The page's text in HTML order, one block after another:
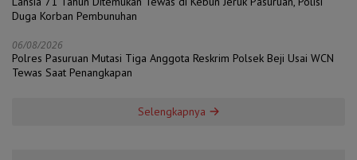
Duga Korban Pembunuhan
06/08/2026
Polres Pasuruan Mutasi Tiga Anggota Reskrim Polsek Beji Usai WCN
Tewas Saat Penangkapan
Selengkapnya